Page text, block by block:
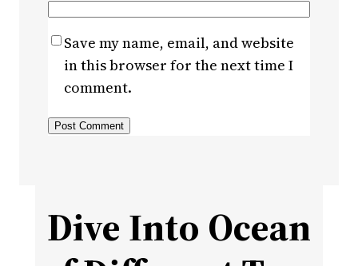
Save my name, email, and website
in this browser for the next time I
comment.
Dive Into Ocean